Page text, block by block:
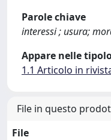
Parole chiave
interessi ; usura;
Appare nelle
1.1 Articolo in
File in questo
File